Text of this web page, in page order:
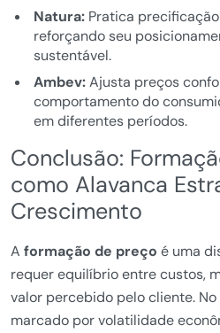
Natura:Pratica precificação
reforçando seu
sustentável.
Ambev:Ajusta preços
comportamento do
em diferentes períodos.
Conclusão:
como Alavanca
Crescimento
A formação de preço é uma
requer equilíbrio entre custos,
valor percebido pelo cliente.
marcado por volatilidade